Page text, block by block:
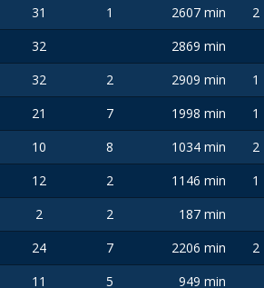
31 1 2607 min 2
32 2869 min
32 2 2909 min 1
21 7 1998 min 1
10 8 1034 min 2
12 2 1146 min 1
2 2 187 min
24 7 2206 min 2
11 5 949 min